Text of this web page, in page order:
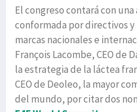
El congreso contará con
conformada por directivos
marcas nacionales e
François Lacombe, CEO de
la estrategia de la láctea
CEO de Deoleo, la mayor
del mundo, por citar dos